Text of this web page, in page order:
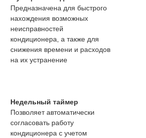
Предназначена для быстрого
нахождения возможных
неисправностей
кондиционера, а также для
снижения времени и расходов
на их устранение
Недельный таймер
Позволяет автоматически
согласовать работу
кондиционера с учетом